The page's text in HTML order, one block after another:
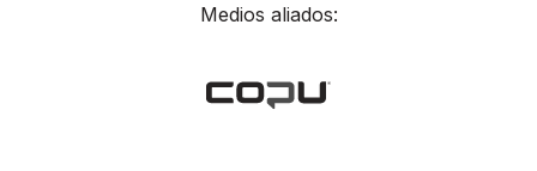
Medios aliados: